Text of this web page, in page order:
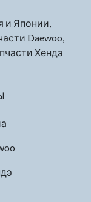
и Японии,
Daewoo,
Хендэ